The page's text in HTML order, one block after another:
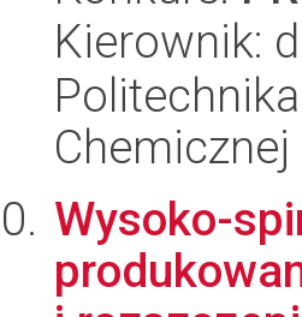
Kierownik:
Chemicznej
Wysoko-